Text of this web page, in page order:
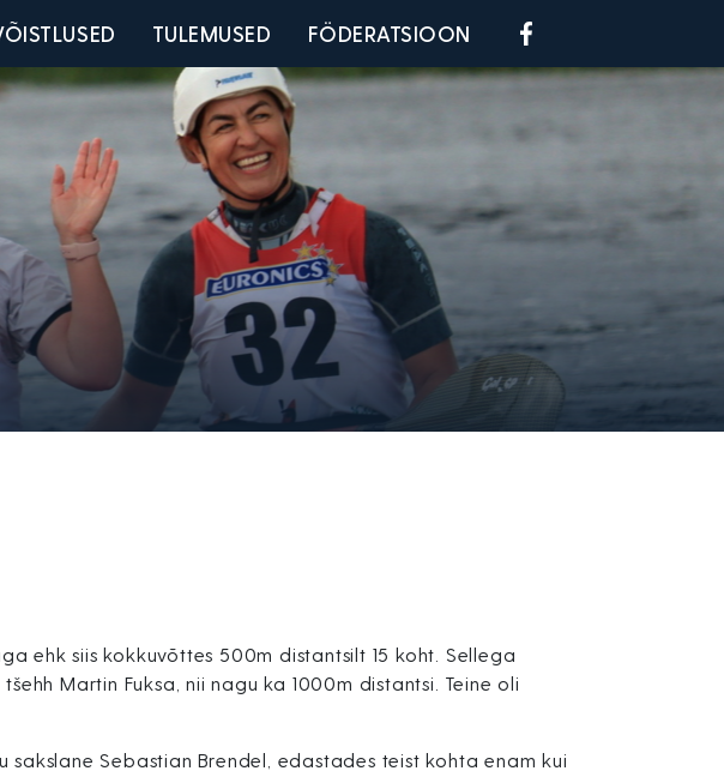
TULEMUSED FÖDERATSIOON Social menu
ehk siis kokkuvõttes 500m distantsilt 15 koht. Sellega
Martin Fuksa, nii nagu ka 1000m distantsi. Teine oli
Sebastian Brendel, edastades teist kohta enam kui